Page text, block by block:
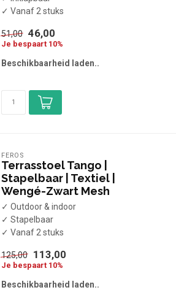
✓ Vanaf 2 stuks
51,00 46,00
Je bespaart 10%
Beschikbaarheid laden..
FEROS
Terrasstoel Tango |
Stapelbaar | Textiel |
Wengé-Zwart Mesh
✓ Outdoor & indoor
✓ Stapelbaar
✓ Vanaf 2 stuks
125,00 113,00
Je bespaart 10%
Beschikbaarheid laden..